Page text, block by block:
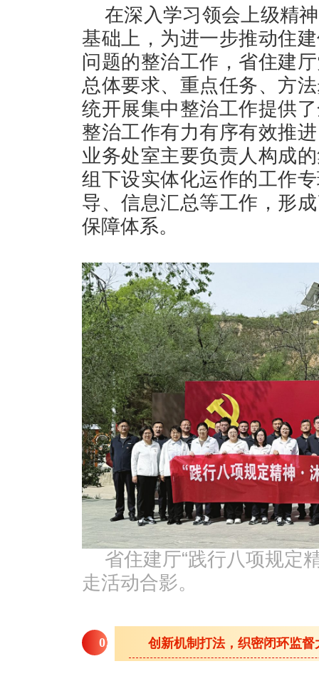
在深入学习领会上级精
基础上，为进一步推动住
问题的整治工作，省住建
总体要求、重点任务、方
统开展集中整治工作提供
整治工作有力有序有效推
业务处室主要负责人构成
组下设实体化运作的工作
导、信息汇总等工作，形
保障体系。
省住建厅“践行八项规定
走活动合影。
02 创新机制打法，织密闭环监督